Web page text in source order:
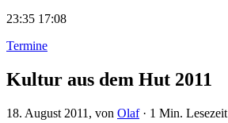
23:35 17:08
Termine
Kultur aus dem Hut 2011
18. August 2011 , von Olaf· 1 Min. Lesezeit